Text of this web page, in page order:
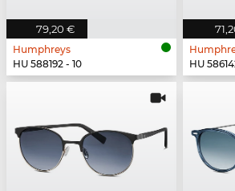
79,20 €
Humphreys
HU 588192 - 10
HU